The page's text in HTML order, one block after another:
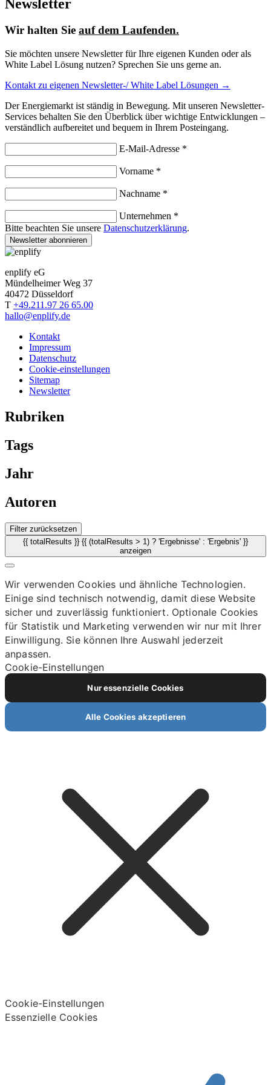
Newsletter
Wir halten Sie auf dem Laufenden.
Sie möchten unsere Newsletter für Ihre eigenen Kunden oder als
White Label Lösung nutzen? Sprechen Sie uns gerne an.
Kontakt zu eigenen Newsletter-/ White Label Lösungen →
Der Energiemarkt ist ständig in Bewegung. Mit unseren Newsletter-
Services behalten Sie den Überblick über wichtige Entwicklungen –
verständlich aufbereitet und bequem in Ihrem Posteingang.
E-Mail-Adresse *
Vorname *
Nachname *
Unternehmen *
Bitte beachten Sie unsere Datenschutzerklärung.
Newsletter abonnieren
enplify eG
Mündelheimer Weg 37
40472 Düsseldorf
T +49.211.97 26 65.00
hallo@enplify.de
Kontakt
Impressum
Datenschutz
Cookie-einstellungen
Sitemap
Newsletter
Rubriken
Tags
Jahr
Autoren
Filter zurücksetzen
{{ totalResults }} {{ (totalResults > 1) ? 'Ergebnisse' : 'Ergebnis' }}
anzeigen
Wir verwenden Cookies und ähnliche Technologien.
Einige sind technisch notwendig, damit diese Website
sicher und zuverlässig funktioniert. Optionale Cookies
für Statistik und Marketing verwenden wir nur mit Ihrer
Einwilligung. Sie können Ihre Auswahl jederzeit
anpassen.
Cookie-Einstellungen
Nur essenzielle Cookies
Alle Cookies akzeptieren
Cookie-Einstellungen
Essenzielle Cookies